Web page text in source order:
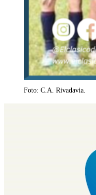
Foto: C.A. Rivadavia.